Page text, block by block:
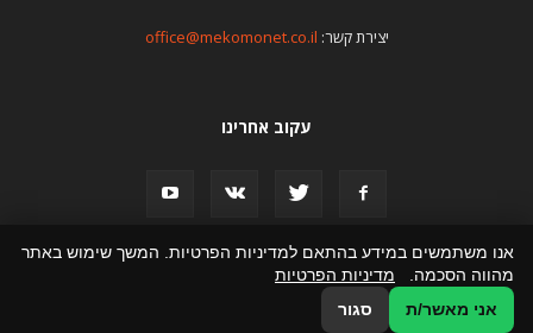
יצירת קשר: office@mekomonet.co.il
עקוב אחרינו
פרסום כתבות תמיכה הצהרת נגישות
© כל הזכויות שמורות למגזין עסקים Ispot
אנו משתמשים במידע בהתאם למדיניות הפרטיות. המשך שימוש באתר
מהווה הסכמה. מדיניות הפרטיות
אני מאשר/ת
סגור